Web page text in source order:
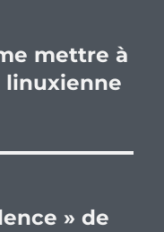
mettre à
linuxienne
» de